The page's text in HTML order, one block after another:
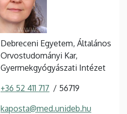
Debreceni Egyetem, Általános
Orvostudományi Kar,
Gyermekgyógyászati Intézet
+36 52 411 717 56719
kaposta@med.unideb.hu